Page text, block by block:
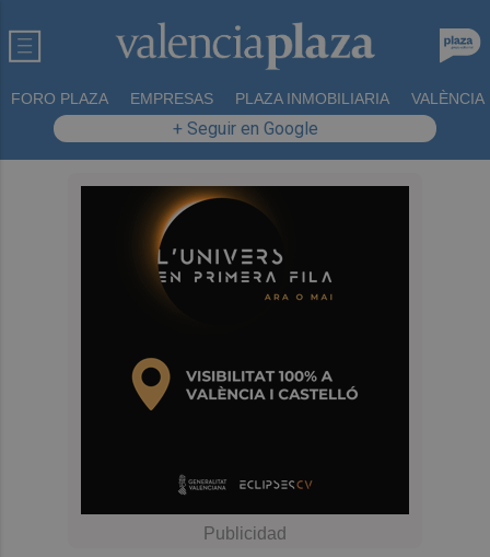
FORO PLAZA EMPRESAS PLAZA INMOBILIARIA VALÈNCIA
+ Seguir en Google